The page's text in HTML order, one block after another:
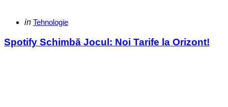
Categories
Posted
in Tehnologie
Spotify Schimbă Jocul: Noi Tarife la Orizont!